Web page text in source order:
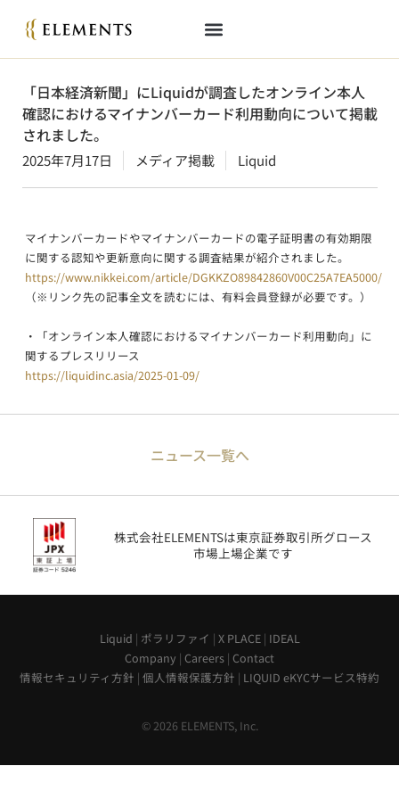
「日本経済新聞」にLiquidが調査したオンライン本人
確認におけるマイナンバーカード利用動向について掲載
されました。
2025年7月17日 メディア掲載 Liquid
マイナンバーカードやマイナンバーカードの電子証明書の有効期限
に関する認知や更新意向に関する調査結果が紹介されました。
https://www.nikkei.com/article/DGKKZO89842860V00C25A7EA5000/
（※リンク先の記事全文を読むには、有料会員登録が必要です。）
・「オンライン本人確認におけるマイナンバーカード利用動向」に
関するプレスリリース
https://liquidinc.asia/2025-01-09/
ニュース一覧へ
株式会社ELEMENTSは東京証券取引所グロース
市場上場企業です
Liquid | ポラリファイ | X PLACE| IDEAL
Company | Careers | Contact
情報セキュリティ方針 | 個人情報保護方針 | LIQUID eKYCサービス特約
© 2026 ELEMENTS, Inc.